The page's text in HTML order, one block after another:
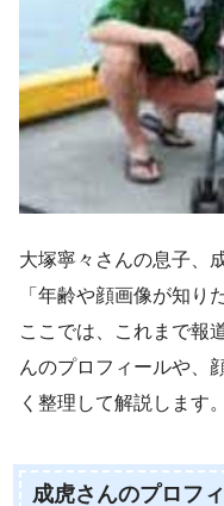
大塚寧々さんの息子、
「年齢や顔画像が知り
ここでは、これまで報
んのプロフィールや、
く整理して解説します。
成虎さんのプロフ